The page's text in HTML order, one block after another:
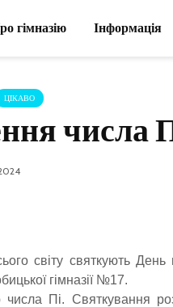
гімназію Інформація
ЦІКАВО
числа
світу святкують День
гімназії №17.
числа Пі. Святкування